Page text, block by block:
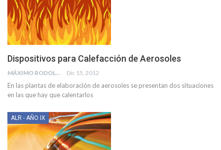
Dispositivos para Calefacción de Aerosoles
MÁXIMO RODOLFO KUSSELEWSKI Dic 15, 2012
En las plantas de elaboración de aerosoles se presentan dos situaciones
en las que hay que calentarlos
ALR - AÑO IX